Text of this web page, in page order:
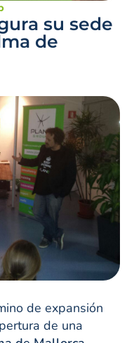
su sede
de
de expansión
de una